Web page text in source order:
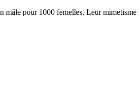
pour 1000 femelles. Leur